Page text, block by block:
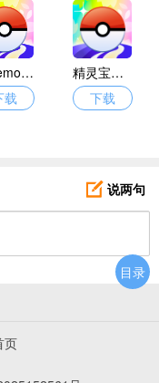
我们的宝可梦大师！如
类型的游戏，请赶紧下
pokemon go安卓
载
精灵宝可梦go最新版
下载
说两句
页
目录